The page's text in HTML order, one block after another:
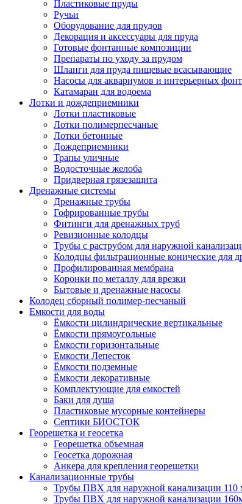
Пластиковые пруды
Ручьи
Оборудование для прудов
Декорация и аксессуары для пруда
Готовые фонтанные композиции
Препараты по уходу за прудом
Шланги для пруда пищевые всасывающие
Насосы для аквариумов и интерьерных
Катамаран для водоема
Лотки и дождеприемники
Лотки пластиковые
Лотки полимерпесчаные
Лотки бетонные
Дождеприемники
Трапы уличные
Водосточные желоба
Придверная грязезащита
Дренажные системы
Дренажные трубы
Гофрированные трубы
Фитинги для дренажных труб
Ревизионные колодцы
Трубы с раструбом для наружной
Колодцы фильтрационные конические для
Профилированная мембрана
Коронки по металлу для врезки
Бытовые и дренажные насосы
Колодец сборный полимер-песчаный
Емкости для воды
Ёмкости цилиндрические вертикальные
Ёмкости прямоугольные
Ёмкости горизонтальные
Емкости Лепесток
Ёмкости подземные
Ёмкости декоративные
Комплектующие для емкостей
Баки для душа
Пластиковые мусорные контейнеры
Септики БИОСТОК
Георешетка и геосетка
Георешетка объемная
Геосетка дорожная
Анкера для крепления георешетки
Канализационные трубы
Трубы ПВХ для наружной канализации
Трубы ПВХ для наружной канализации